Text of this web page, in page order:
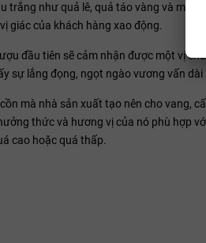
trắng như quả lê, quả táo vàng và một
giác của khách hàng xao động.
đầu tiên sẽ cảm nhận được một vị
sự lắng đọng, ngọt ngào vương vấn
mà nhà sản xuất tạo nên cho vang,
thức và hương vị của nó phù hợp
cao hoặc quá thấp.